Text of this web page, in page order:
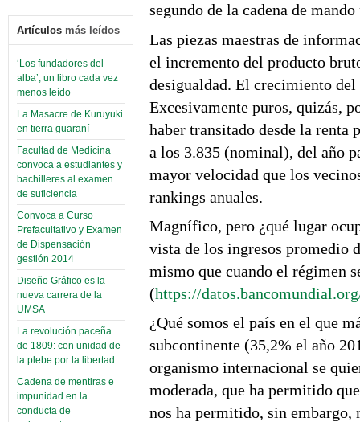
Artículos más leídos
‘Los fundadores del
alba’, un libro cada vez
menos leído
La Masacre de Kuruyuki
en tierra guaraní
Facultad de Medicina
convoca a estudiantes y
bachilleres al examen
de suficiencia
Convoca a Curso
Prefacultativo y Examen
de Dispensación
gestión 2014
Diseño Gráfico es la
nueva carrera de la
UMSA
La revolución paceña
de 1809: con unidad de
la plebe por la libertad…
Cadena de mentiras e
impunidad en la
conducta de
segundo de la cadena de
Las piezas maestras de
el incremento del producto
desigualdad. El crecimiento
Excesivamente puros, quizás,
haber transitado desde la renta
a los 3.835 (nominal), del año
mayor velocidad que los
rankings anuales.
Magnífico, pero ¿qué lugar
vista de los ingresos promedio
mismo que cuando el régimen
(https://
¿Qué somos el país en el que
subcontinente (35,2% el año
organismo internacional se
moderada, que ha permitido
nos ha permitido, sin embargo,